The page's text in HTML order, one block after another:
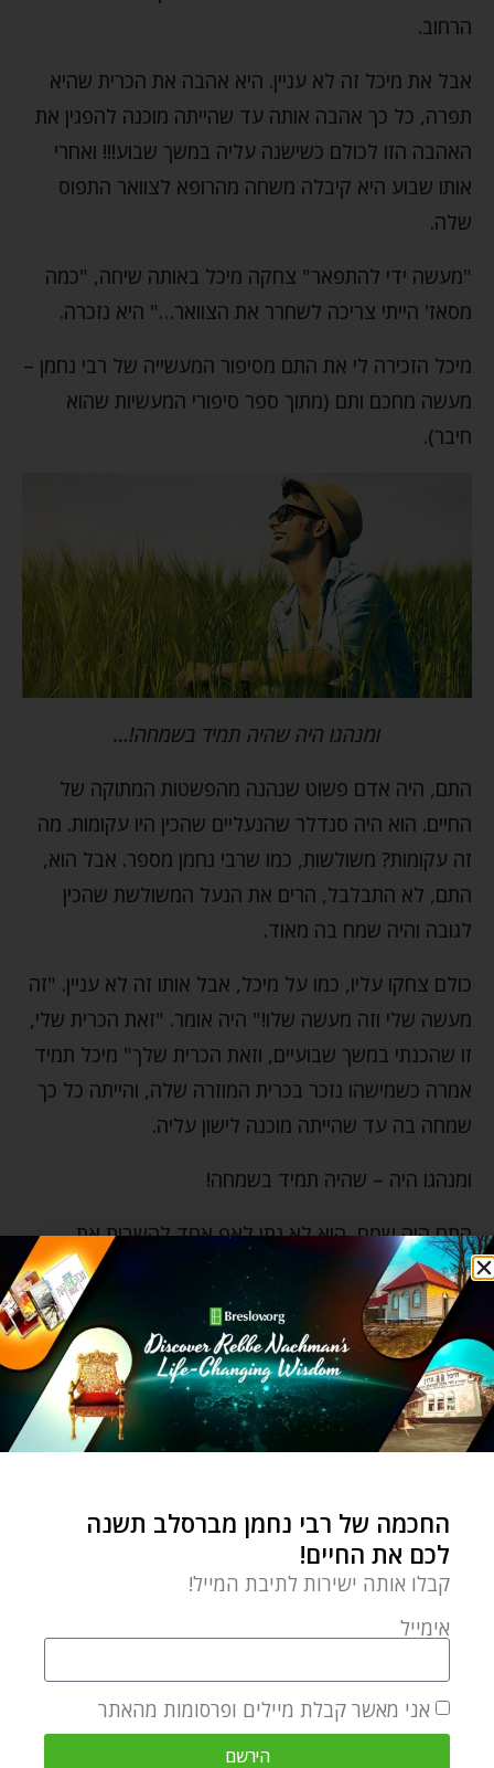
הרחוב.
אבל את מיכל זה לא עניין. היא אהבה את הכרית שהיא
תפרה, כל כך אהבה אותה עד שהייתה מוכנה להפגין את
האהבה הזו לכולם כשישנה עליה במשך שבוע!!! ואחרי
אותו שבוע היא קיבלה משחה מהרופא לצוואר התפוס
שלה.
"מעשה ידי להתפאר" צחקה מיכל באותה שיחה, "כמה
מסאז' הייתי צריכה לשחרר את הצוואר…" היא נזכרה.
מיכל הזכירה לי את התם מסיפור המעשייה של רבי נחמן –
מעשה מחכם ותם (מתוך ספר סיפורי המעשיות שהוא
חיבר).
ומנהגו היה שהיה תמיד בשמחה!…
התם, היה אדם פשוט שנהנה מהפשטות המתוקה של
החיים. הוא היה סנדלר שהנעליים שהכין היו עקומות. מה
זה עקומות? משולשות, כמו שרבי נחמן מספר. אבל הוא,
התם, לא התבלבל, הרים את הנעל המשולשת שהכין
לגובה והיה שמח בה מאוד.
כולם צחקו עליו, כמו על מיכל, אבל אותו זה לא עניין. "זה
מעשה שלי וזה מעשה שלו!" היה אומר. "זאת הכרית שלי,
זו שהכנתי במשך שבועיים, וזאת הכרית שלך" מיכל תמיד
אמרה כשמישהו נזכר בכרית המוזרה שלה, והייתה כל כך
שמחה בה עד שהייתה מוכנה לישון עליה.
ומנהגו היה – שהיה תמיד בשמחה!
התם היה שמח, הוא לא נתן לאף אחד להשבית את
השמחה שלו, לדכא אותו או להנמיך אותו.
החיים יפים כשהם פשוטים, כשנהנים מכל מה שאנחנו
זוכים לעשות גם אם הם נעליים משולשות או כרית עם כל
מיני כינויים מוזרים.
ימים שאלתי את עצמי מה זאת באמת פשטות. ומיכל
חכמות.
פשטות, בהכי פשוט!
אתם מוזמנים ליהנות מחכמתו ומשנתו של רבי נחמן
ממאמרים מרתקים נוספים
החכמה של רבי נחמן מברסלב תשנה
לכם את החיים!
קבלו אותה ישירות לתיבת המייל!
אימייל
אני מאשר קבלת מיילים ופרסומות מהאתר
הירשם